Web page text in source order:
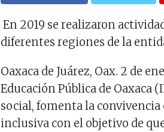
En 2019 se realizaron
diferentes regiones de la
Oaxaca de Juárez, Oax. 2 de
Educación Pública de Oaxaca
social, fomenta la
inclusiva con el objetivo de